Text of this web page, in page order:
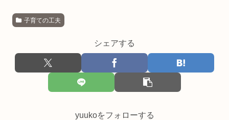
子育ての工夫
シェアする
yuukoをフォローする